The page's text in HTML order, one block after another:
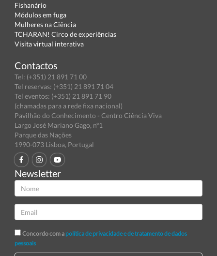
Fishanário
Módulos em fuga
Mulheres na Ciência
TCHARAN! Circo de experiências
Visita virtual interativa
Contactos
Tel: (+351) 21 891 71 00
Tel reservas: (+351) 21 891 71 04
Tel eventos: (+351) 21 891 71 90
(chamadas para a rede fixa nacional)
Pavilhão do Conhecimento - Centro Ciência Viva
Largo José Mariano Gago, nº1
Parque das Nações
1990-073 Lisboa, Portugal
Newsletter
Concordo com a política de privacidade e de tratamento de dados
pessoais